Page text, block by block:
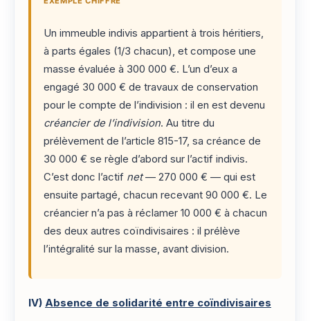
Un immeuble indivis appartient à trois héritiers,
à parts égales (1/3 chacun), et compose une
masse évaluée à 300 000 €. L’un d’eux a
engagé 30 000 € de travaux de conservation
pour le compte de l’indivision : il en est devenu
créancier de l’indivision. Au titre du
prélèvement de l’article 815-17, sa créance de
30 000 € se règle d’abord sur l’actif indivis.
C’est donc l’actif net— 270 000 € — qui est
ensuite partagé, chacun recevant 90 000 €. Le
créancier n’a pas à réclamer 10 000 € à chacun
des deux autres coïndivisaires : il prélève
l’intégralité sur la masse, avant division.
IV) Absence de solidarité entre coïndivisaires